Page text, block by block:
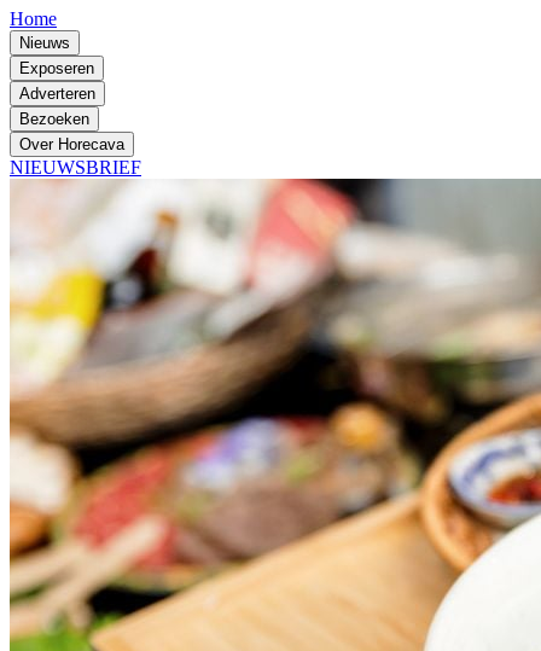
Home
Nieuws
Exposeren
Adverteren
Bezoeken
Over Horecava
NIEUWSBRIEF